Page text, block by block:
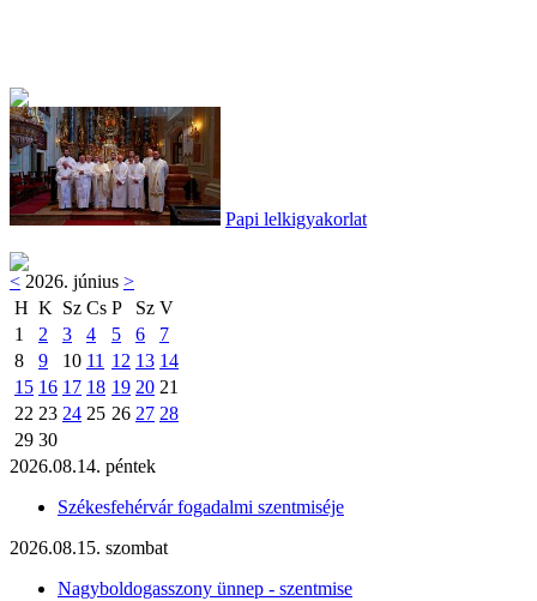
Papi lelkigyakorlat
< 2026. június >
H K Sz Cs P Sz V
1
2 3 4 5 6
7
8
9 10 11 12 13 14
15 16 17 18 19 20 21
22 23 24 25 26 27 28
29 30
2026.08.14. péntek
Székesfehérvár fogadalmi szentmiséje
2026.08.15. szombat
Nagyboldogasszony ünnep - szentmise